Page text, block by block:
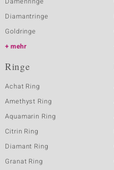
Diamantringe
Goldringe
mehr
Ringe
Achat Ring
Amethyst Ring
Aquamarin Ring
Citrin Ring
Diamant Ring
Granat Ring